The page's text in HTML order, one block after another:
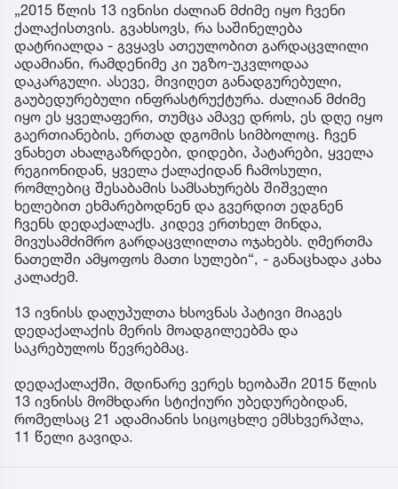
„2015 წლის 13 ივნისი ძალიან მძიმე იყო ჩვენი
ქალაქისთვის. გვახსოვს, რა საშინელება
დატრიალდა - გვყავს ათეულობით გარდაცვლილი
ადამიანი, რამდენიმე კი უგზო-უკვლოდაა
დაკარგული. ასევე, მივიღეთ განადგურებული,
გაუბედურებული ინფრასტრუქტურა. ძალიან მძიმე
იყო ეს ყველაფერი, თუმცა ამავე დროს, ეს დღე იყო
გაერთიანების, ერთად დგომის სიმბოლოც. ჩვენ
ვნახეთ ახალგაზრდები, დიდები, პატარები, ყველა
რეგიონიდან, ყველა ქალაქიდან ჩამოსული,
რომლებიც შესაბამის სამსახურებს შიშველი
ხელებით ეხმარებოდნენ და გვერდით ედგნენ
ჩვენს დედაქალაქს. კიდევ ერთხელ მინდა,
მივუსამძიმრო გარდაცვლილთა ოჯახებს. ღმერთმა
ნათელში ამყოფოს მათი სულები“, - განაცხადა კახა
კალაძემ.
13 ივნისს დაღუპულთა ხსოვნას პატივი მიაგეს
დედაქალაქის მერის მოადგილეებმა და
საკრებულოს წევრებმაც.
დედაქალაქში, მდინარე ვერეს ხეობაში 2015 წლის
13 ივნისს მომხდარი სტიქიური უბედურებიდან,
რომელსაც 21 ადამიანის სიცოცხლე ემსხვერპლა,
11 წელი გავიდა.